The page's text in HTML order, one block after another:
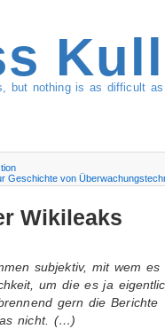
but nothing is as difficult
Geschichte von
Wikileaks
subjektiv, mit wem es
um die es ja
gern die Berichte
nicht. (…)